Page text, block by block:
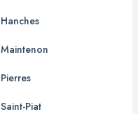
Hanches
Maintenon
Pierres
Saint-Piat